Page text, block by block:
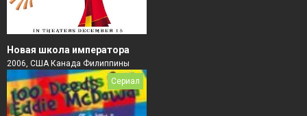
Новая школа императора
2006, США Канада Филиппины
Сериал